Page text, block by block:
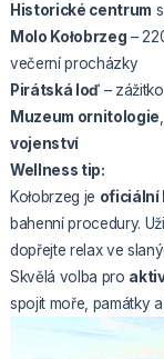
Historické centrum
Molo Kołobrzeg –
večerní procházky
Pirátská loď–
Muzeum ornitologie,
vojenství
Wellness tip:
Kołobrzeg je oficiální
bahenní procedury.
dopřejte relax ve
Skvělá volba pro
spojit moře, památky